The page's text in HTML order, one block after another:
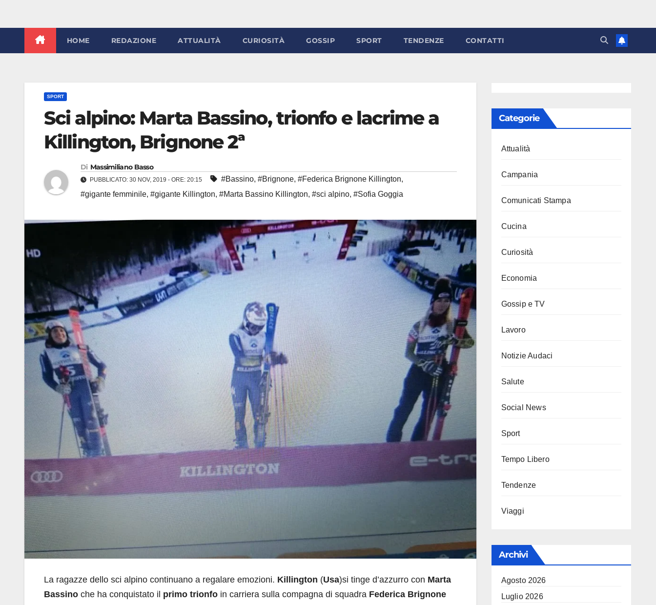
HOME REDAZIONE ATTUALITÀ CURIOSITÀ GOSSIP SPORT TENDENZE CONTATTI
SPORT
Sci alpino: Marta Bassino, trionfo e lacrime a
Killington, Brignone 2ª
Di Massimiliano Basso
PUBBLICATO: 30 NOV, 2019 - ORE: 20:15 #Bassino, #Brignone, #Federica Brignone Killington,
#gigante femminile, #gigante Killington, #Marta Bassino Killington, #sci alpino, #Sofia Goggia
La ragazze dello sci alpino continuano a regalare emozioni. Killington (Usa)si tinge d’azzurro con Marta
Bassino che ha conquistato il primo trionfo in carriera sulla compagna di squadra Federica Brignone
Categorie
Attualità
Campania
Comunicati Stampa
Cucina
Curiosità
Economia
Gossip e TV
Lavoro
Notizie Audaci
Salute
Social News
Sport
Tempo Libero
Tendenze
Viaggi
Archivi
Agosto 2026
Luglio 2026